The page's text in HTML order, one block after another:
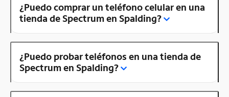
¿Puedo comprar un teléfono celular en una
tienda de Spectrum en Spalding?
¿Puedo probar teléfonos en una tienda de
Spectrum en Spalding?